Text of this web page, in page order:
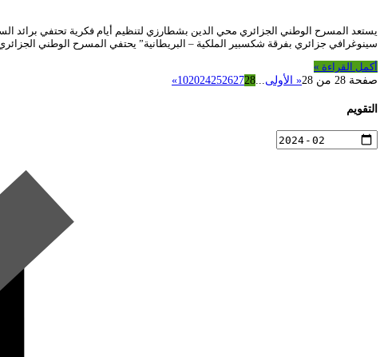
سينوغرافي جزائري بفرقة شكسبير الملكية – البريطانية” يحتفي المسرح الوطني
أكمل القراءة »
صفحة 28 من 28
« الأولى...
10202425262728
»
التقويم